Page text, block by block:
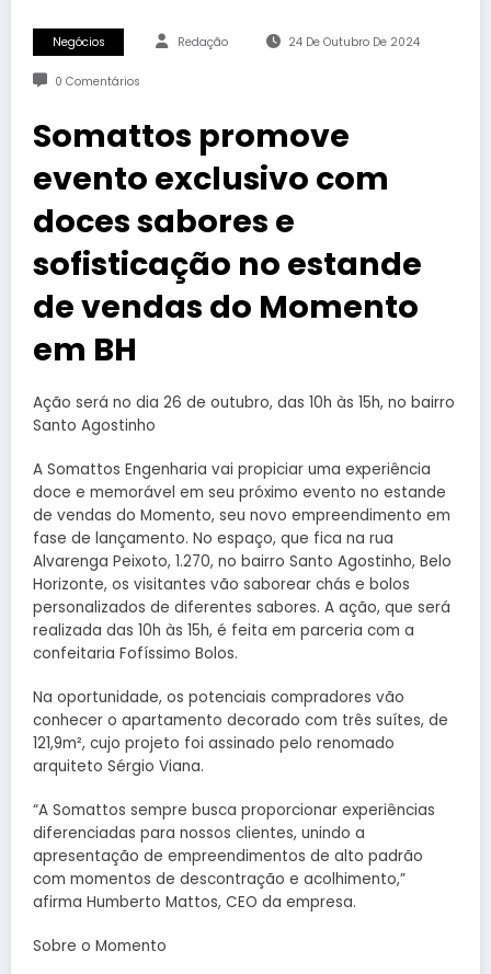
Negócios Redação 24 De Outubro De 2024
0 Comentários
Somattos promove
evento exclusivo com
doces sabores e
sofisticação no estande
de vendas do Momento
em BH
Ação será no dia 26 de outubro, das 10h às 15h, no bairro
Santo Agostinho
A Somattos Engenharia vai propiciar uma experiência
doce e memorável em seu próximo evento no estande
de vendas do Momento, seu novo empreendimento em
fase de lançamento. No espaço, que fica na rua
Alvarenga Peixoto, 1.270, no bairro Santo Agostinho, Belo
Horizonte, os visitantes vão saborear chás e bolos
personalizados de diferentes sabores. A ação, que será
realizada das 10h às 15h, é feita em parceria com a
confeitaria Fofíssimo Bolos.
Na oportunidade, os potenciais compradores vão
conhecer o apartamento decorado com três suítes, de
121,9m², cujo projeto foi assinado pelo renomado
arquiteto Sérgio Viana.
“A Somattos sempre busca proporcionar experiências
diferenciadas para nossos clientes, unindo a
apresentação de empreendimentos de alto padrão
com momentos de descontração e acolhimento,”
afirma Humberto Mattos, CEO da empresa.
Sobre o Momento